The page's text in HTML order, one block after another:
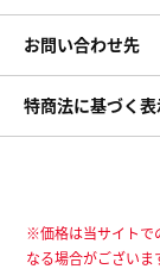
お問い合わせ先
特商法に基づく
※価格は当サイトで
なる場合がございま